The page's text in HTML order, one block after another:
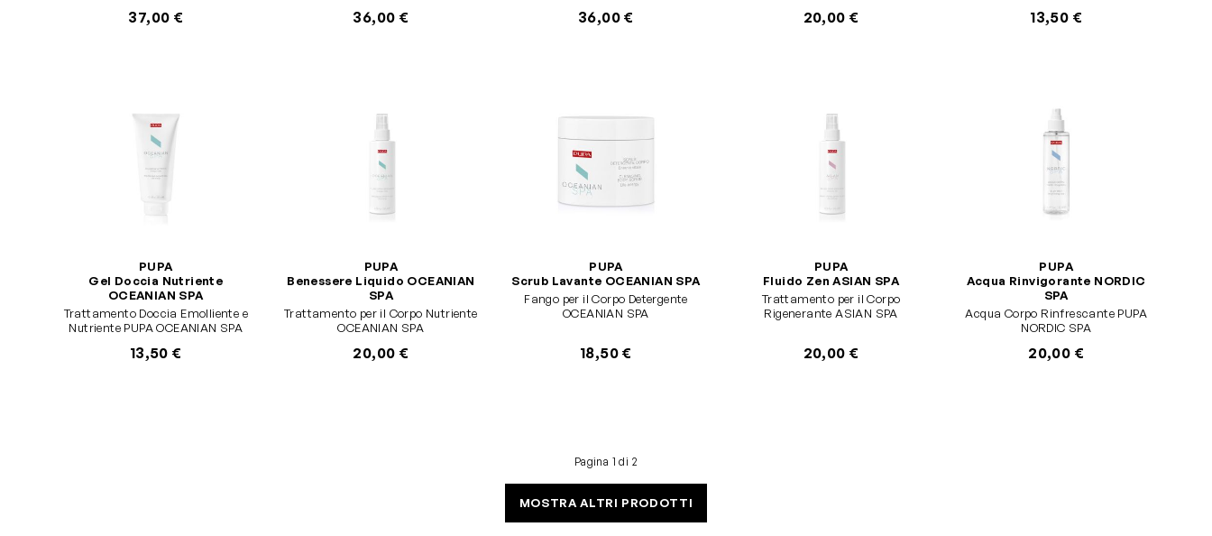
37,00 € 36,00 € 36,00 € 20,00 € 13,50 €
PUPA
Gel Doccia Nutriente
OCEANIAN SPA
Trattamento Doccia Emolliente e
Nutriente PUPA OCEANIAN SPA
13,50 €
PUPA
Benessere Liquido OCEANIAN
SPA
Trattamento per il Corpo Nutriente
OCEANIAN SPA
20,00 €
PUPA
Scrub Lavante OCEANIAN SPA
Fango per il Corpo Detergente
OCEANIAN SPA
18,50 €
PUPA
Fluido Zen ASIAN SPA
Trattamento per il Corpo
Rigenerante ASIAN SPA
20,00 €
PUPA
Acqua Rinvigorante NORDIC
SPA
Acqua Corpo Rinfrescante PUPA
NORDIC SPA
20,00 €
Pagina 1 di 2
MOSTRA ALTRI PRODOTTI